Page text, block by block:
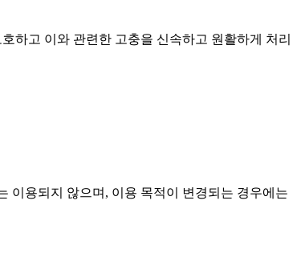
하고 이와 관련한 고충을 신속하고 원활하게 처리
이용되지 않으며, 이용 목적이 변경되는 경우에는